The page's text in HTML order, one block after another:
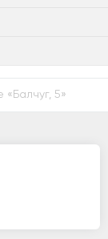
«Балчуг, 5»